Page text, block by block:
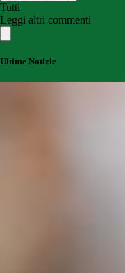
Tutti
Leggi altri commenti
Ultime Notizie